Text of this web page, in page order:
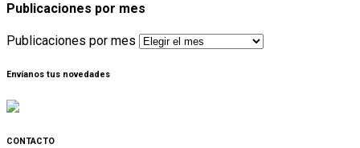
Publicaciones por mes
Publicaciones por mes
Envíanos tus novedades
CONTACTO